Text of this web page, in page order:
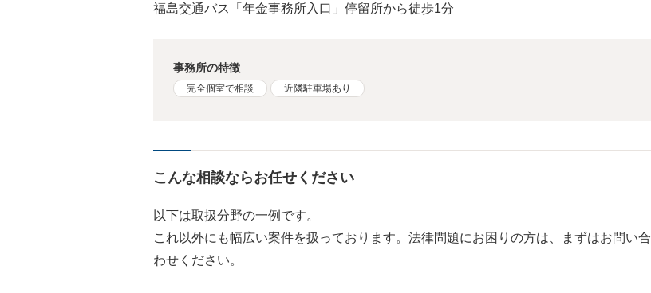
福島交通バス「年金事務所入口」停留所から徒歩1分
事務所の特徴
完全個室で相談 近隣駐車場あり
こんな相談ならお任せください
以下は取扱分野の一例です。
これ以外にも幅広い案件を扱っております。法律問題にお困りの方は、まずはお問い合
わせください。